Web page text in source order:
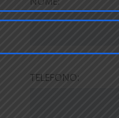
TELEFONO: